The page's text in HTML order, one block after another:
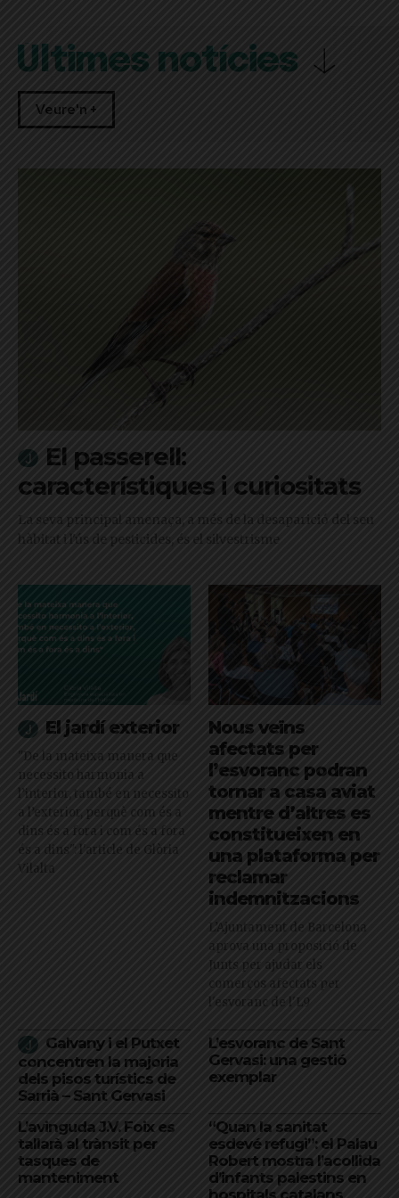
Últimes notícies
Veure'n +
El passerell:
característiques i curiositats
La seva principal amenaça, a més de la desaparició del seu
hàbitat i l'ús de pesticides, és el silvestrisme
El jardí exterior
"De la mateixa manera que
necessito harmonia a
l’interior, també en necessito
a l’exterior, perquè com és a
dins és a fora i com és a fora
és a dins": l'article de Glòria
Vilalta
Nous veïns
afectats per
l’esvoranc podran
tornar a casa aviat
mentre d’altres es
constitueixen en
una plataforma per
reclamar
indemnitzacions
L’Ajuntament de Barcelona
aprova una proposició de
Junts per ajudar els
comerços afectats per
l'esvoranc de l'L9
Galvany i el Putxet
concentren la majoria
dels pisos turístics de
Sarrià – Sant Gervasi
L’esvoranc de Sant
Gervasi: una gestió
exemplar
L’avinguda J.V. Foix es
tallarà al trànsit per
tasques de
manteniment
“Quan la sanitat
esdevé refugi”: el Palau
Robert mostra l’acollida
d’infants palestins en
hospitals catalans